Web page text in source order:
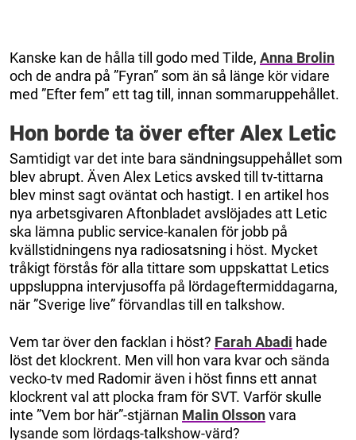
Kanske kan de hålla till godo med Tilde, Anna Brolin
och de andra på ”Fyran” som än så länge kör vidare
med ”Efter fem” ett tag till, innan sommaruppehållet.
Hon borde ta över efter Alex Letic
Samtidigt var det inte bara sändningsuppehållet som
blev abrupt. Även Alex Letics avsked till tv-tittarna
blev minst sagt oväntat och hastigt. I en artikel hos
nya arbetsgivaren Aftonbladet avslöjades att Letic
ska lämna public service-kanalen för jobb på
kvällstidningens nya radiosatsning i höst. Mycket
tråkigt förstås för alla tittare som uppskattat Letics
uppsluppna intervjusoffa på lördageftermiddagarna,
när ”Sverige live” förvandlas till en talkshow.
Vem tar över den facklan i höst? Farah Abadi hade
löst det klockrent. Men vill hon vara kvar och sända
vecko-tv med Radomir även i höst finns ett annat
klockrent val att plocka fram för SVT. Varför skulle
inte ”Vem bor här”-stjärnan Malin Olssonvara
lysande som lördags-talkshow-värd?